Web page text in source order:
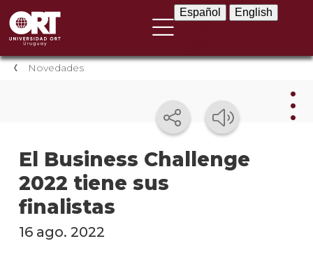
Español English
Novedades
El Business Challenge
2022 tiene sus
finalistas
16 ago. 2022